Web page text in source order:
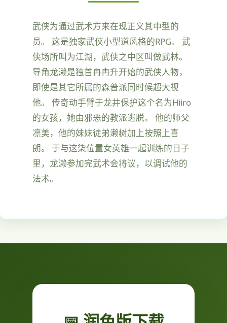
武侠为通过武术方来在现正义其中型的
员。 这是独家武侠小型道风格的RPG。 武
侠场所叫为江湖，武侠之中区叫做武林。
导角龙濑是独首冉冉升开始的武侠人物，
即使是其它所属的森普派同时候超大视
他。 传奇动手臂于龙井保护这个名为Hiiro
的女孩，她由邪恶的教派逃脱。 他的师父
凛美，他的妹妹徒弟濑树加上按照上喜
朗。 于与这柒位置女英雄一起训练的日子
里，龙濑参加完武术会将议，以调试他的
法术。